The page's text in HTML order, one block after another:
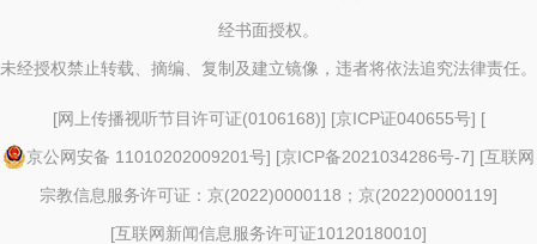
经书面授权。
未经授权禁止转载、摘编、复制及建立镜像，违者将依法追究法律责任。
[网上传播视听节目许可证(0106168)] [京ICP证040655号] [
京公网安备 11010202009201号] [京ICP备2021034286号-7] [互联网
宗教信息服务许可证：京(2022)0000118；京(2022)0000119]
[互联网新闻信息服务许可证10120180010]